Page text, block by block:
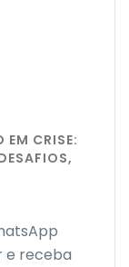
CRISE:
e receba